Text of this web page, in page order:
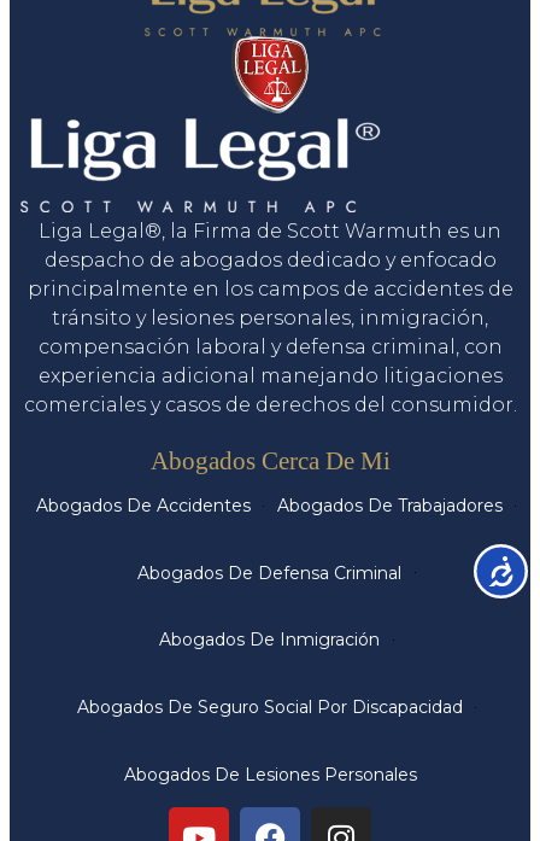
Liga Legal®, la Firma de Scott Warmuth es un
despacho de abogados dedicado y enfocado
principalmente en los campos de accidentes de
tránsito y lesiones personales, inmigración,
compensación laboral y defensa criminal, con
experiencia adicional manejando litigaciones
comerciales y casos de derechos del consumidor.
Abogados Cerca De Mi
Abogados De Accidentes Abogados De Trabajadores
Abogados De Defensa Criminal
Abogados De Inmigración
Abogados De Seguro Social Por Discapacidad
Abogados De Lesiones Personales